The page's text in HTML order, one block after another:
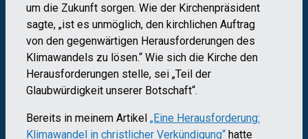
um die Zukunft sorgen. Wie der Kirchenpräsident
sagte, „ist es unmöglich, den kirchlichen Auftrag
von den gegenwärtigen Herausforderungen des
Klimawandels zu lösen.“ Wie sich die Kirche den
Herausforderungen stelle, sei „Teil der
Glaubwürdigkeit unserer Botschaft“.
Bereits in meinem Artikel „Eine Herausforderung:
Klimawandel in christlicher Verkündigung“ hatte